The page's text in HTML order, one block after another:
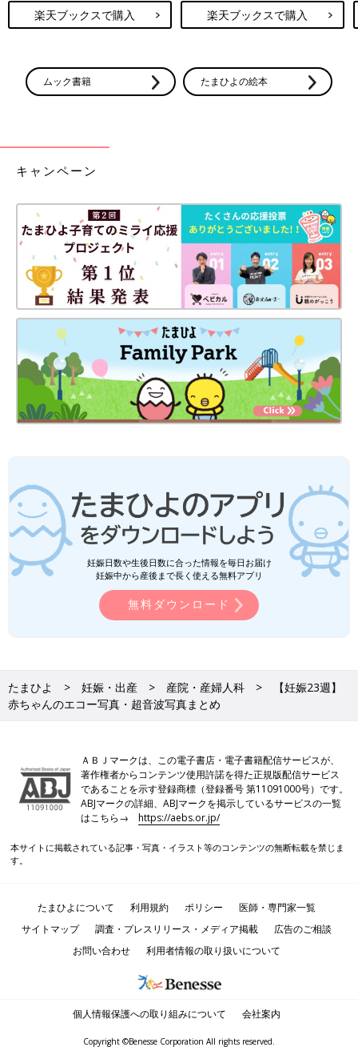
楽天ブックスで購入 楽天ブックスで購入
ムック書籍 たまひよの絵本
キャンペーン
妊娠日数や生後日数に合った情報を毎日お届け
妊娠中から産後まで長く使える無料アプリ
無料ダウンロード
たまひよ 妊娠・出産 産院・産婦人科
【妊娠23週】
赤ちゃんのエコー写真・超音波写真まとめ
ＡＢＪマークは、この電子書店・電子書籍配信サービスが、
著作権者からコンテンツ使用許諾を得た正規版配信サービス
であることを示す登録商標（登録番号 第11091000号）です。
ABJマークの詳細、ABJマークを掲示しているサービスの一覧
はこちら→https://aebs.or.jp/
本サイトに掲載されている記事・写真・イラスト等のコンテンツの無断転載を禁じま
す。
たまひよについて 利用規約 ポリシー
医師・専門家一覧
サイトマップ
調査・プレスリリース・メディア掲載
広告のご相談
お問い合わせ
利用者情報の取り扱いについて
個人情報保護への取り組みについて 会社案内
Copyright ©Benesse Corporation All rights reserved.